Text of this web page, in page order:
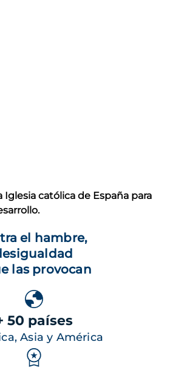
Iglesia católica de España para
el hambre,
las provocan
50 países
Asia y América